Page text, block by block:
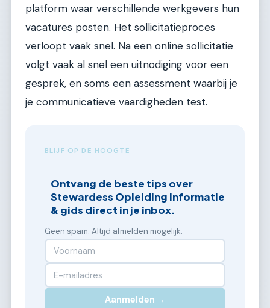
platform waar verschillende werkgevers hun
vacatures posten. Het sollicitatieproces
verloopt vaak snel. Na een online sollicitatie
volgt vaak al snel een uitnodiging voor een
gesprek, en soms een assessment waarbij je
je communicatieve vaardigheden test.
BLIJF OP DE HOOGTE
Ontvang de beste tips over
Stewardess Opleiding informatie
& gids direct in je inbox.
Geen spam. Altijd afmelden mogelijk.
Aanmelden →